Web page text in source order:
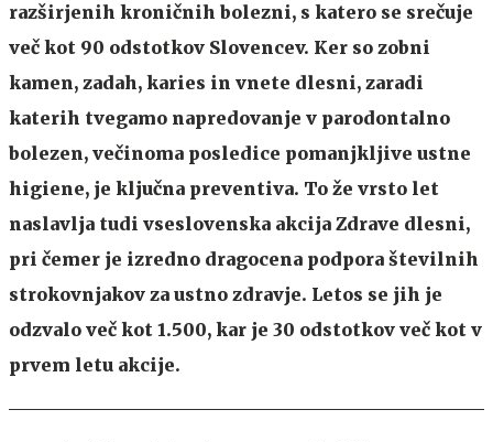
razširjenih kroničnih bolezni, s katero se srečuje
več kot 90 odstotkov Slovencev. Ker so zobni
kamen, zadah, karies in vnete dlesni, zaradi
katerih tvegamo napredovanje v parodontalno
bolezen, večinoma posledice pomanjkljive ustne
higiene, je ključna preventiva. To že vrsto let
naslavlja tudi vseslovenska akcija Zdrave dlesni,
pri čemer je izredno dragocena podpora številnih
strokovnjakov za ustno zdravje. Letos se jih je
odzvalo več kot 1.500, kar je 30 odstotkov več kot v
prvem letu akcije.